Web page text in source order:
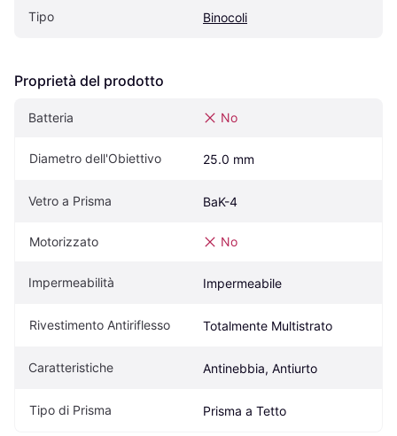
Tipo Binocoli
Proprietà del prodotto
Batteria No
Diametro dell'Obiettivo 25.0 mm
Vetro a Prisma BaK-4
Motorizzato No
Impermeabilità Impermeabile
Rivestimento Antiriflesso Totalmente Multistrato
Caratteristiche Antinebbia, Antiurto
Tipo di Prisma Prisma a Tetto